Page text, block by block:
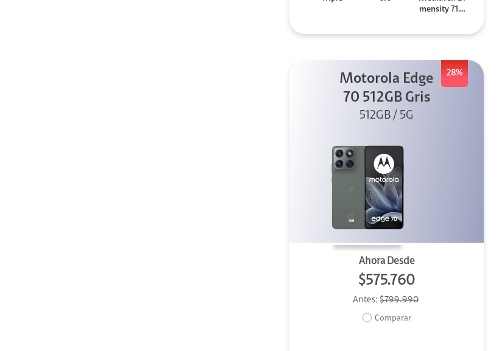
mensity 710
28%
Motorola Edge
70 512GB Gris
512GB / 5G
Ahora Desde
$575.760
Antes:$799.990
Comparar